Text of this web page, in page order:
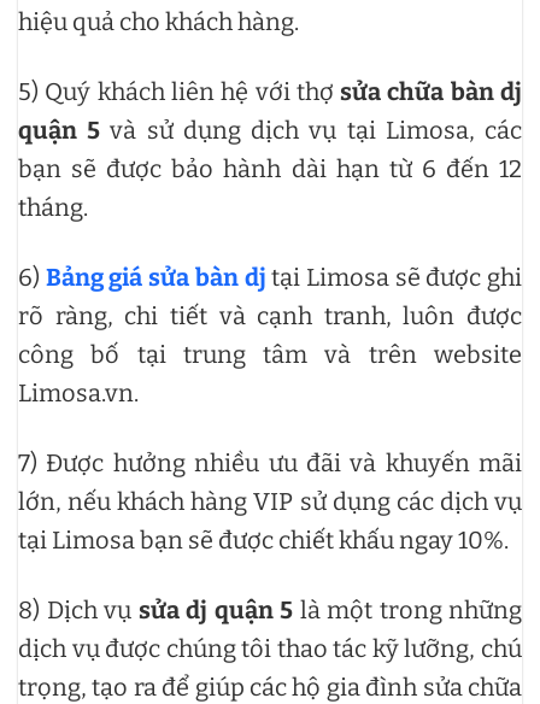
hiệu quả cho khách hàng.
5) Quý khách liên hệ với thợsửa chữa bàn dj
quận 5 và sử dụng dịch vụ tại Limosa, các
bạn sẽ được bảo hành dài hạn từ 6 đến 12
tháng.
6) Bảng giá sửa bàn dj tại Limosa sẽ được ghi
rõ ràng, chi tiết và cạnh tranh, luôn được
công bố tại trung tâm và trên website
Limosa.vn.
7) Được hưởng nhiều ưu đãi và khuyến mãi
lớn, nếu khách hàng VIP sử dụng các dịch vụ
tại Limosa bạn sẽ được chiết khấu ngay 10%.
8) Dịch vụ sửa dj quận 5 là một trong những
dịch vụ được chúng tôi thao tác kỹ lưỡng, chú
trọng, tạo ra để giúp các hộ gia đình sửa chữa